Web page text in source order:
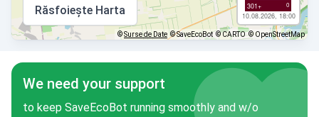
301+ 0
10.08.2026, 18:00
Răsfoiește Harta
©Surse de Date © SaveEcoBot © CARTO © OpenStreetMap
We need your support
to keep SaveEcoBot running smoothly and w/o